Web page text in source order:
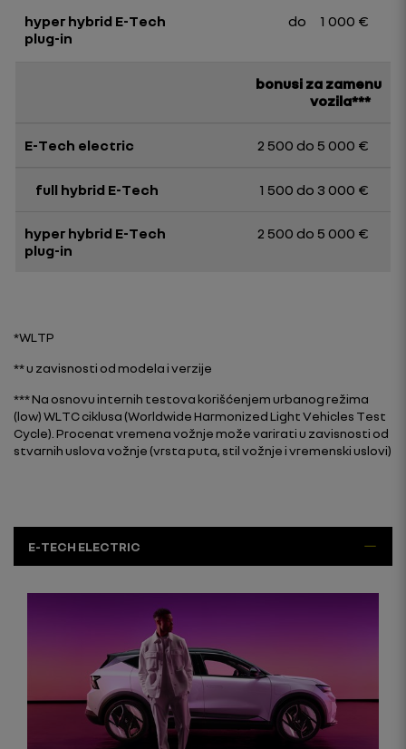
do 1 000 €
bonusi za zamenu
vozila***
2 500 do 5 000 €
1 500 do 3 000 €
2 500 do 5 000 €
*WLTP
** u zavisnosti od modela i verzije
*** Na osnovu internih testova korišćenjem urbanog režima
(low) WLTC ciklusa (Worldwide Harmonized Light Vehicles Test
Cycle). Procenat vremena vožnje može varirati u zavisnosti od
stvarnih uslova vožnje (vrsta puta, stil vožnje i vremenski uslovi)
E-TECH ELECTRIC